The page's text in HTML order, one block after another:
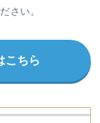
さい。
こちら